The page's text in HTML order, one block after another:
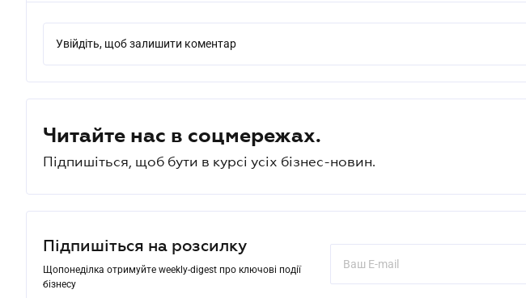
Увійдіть, щоб залишити коментар
Читайте нас в соцмережах.
Підпишіться, щоб бути в курсі усіх бізнес-новин.
Підпишіться на розсилку
Щопонеділка отримуйте weekly-digest про ключові події
бізнесу